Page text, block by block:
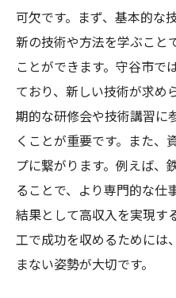
可欠です。まず、基本的な
新の技術や方法を学ぶこと
ことができます。守谷市で
ており、新しい技術が求め
期的な研修会や技術講習に
くことが重要です。また、
プに繋がります。例えば、
ることで、より専門的な仕
結果として高収入を実現す
工で成功を収めるためには
まない姿勢が大切です。